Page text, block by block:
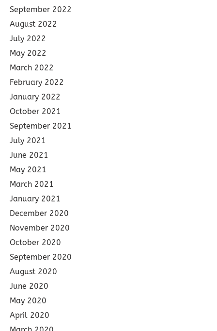
September 2022
August 2022
July 2022
May 2022
March 2022
February 2022
January 2022
October 2021
September 2021
July 2021
June 2021
May 2021
March 2021
January 2021
December 2020
November 2020
October 2020
September 2020
August 2020
June 2020
May 2020
April 2020